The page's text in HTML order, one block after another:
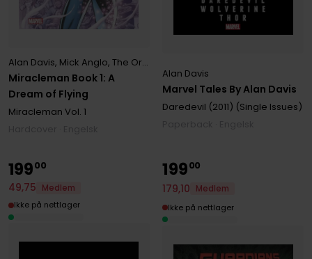
Miracleman Book 1: A
Dream of Flying
Alan Davis, Mick Anglo, The Original Writer
Miracleman Vol. 1
Marvel Tales By Alan Davis
Alan Davis
Daredevil (2011) (Single Issues)
19900
49,75
Medlem
Ikke på nettlager
19900
179,10
Medlem
Ikke på nettlager